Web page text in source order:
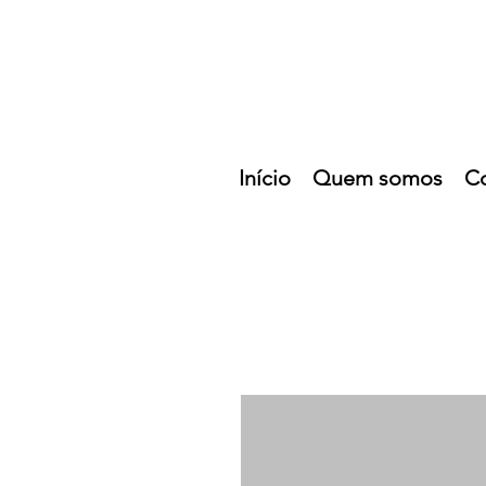
Início Quem somos